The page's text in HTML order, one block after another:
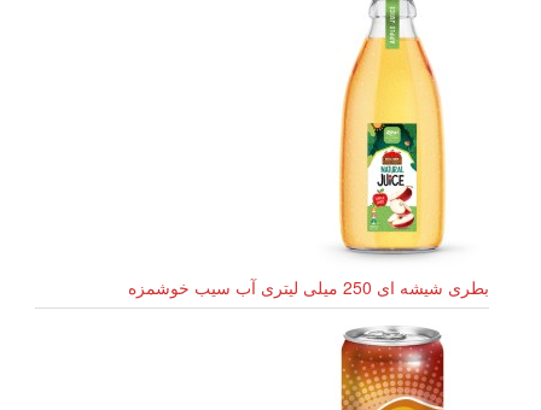
بطری شیشه ای 250 میلی لیتری آب سیب خوشمزه